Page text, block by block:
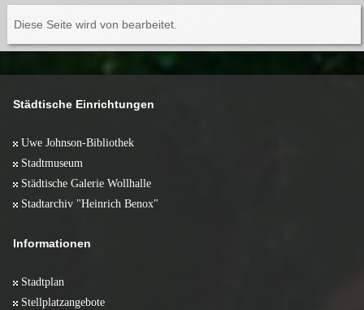
Diese Seite wird von bearbeitet.
Städtische Einrichtungen
Uwe Johnson-Bibliothek
Stadtmuseum
Städtische Galerie Wollhalle
Stadtarchiv "Heinrich Benox"
Informationen
Stadtplan
Stellplatzangebote